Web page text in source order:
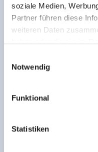
soziale Medien,
Partner führen diese
weiteren Daten
haben oder die sie im
Rohr 23// A-6280 Zell am
www.zillertalarena.com
Notwendig
Funktional
Statistiken
Onafhankelijke
berekent een